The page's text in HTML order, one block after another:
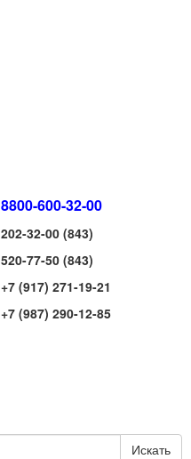
8800-600-32-00
202-32-00 (843)
520-77-50 (843)
+7 (917) 271-19-21
+7 (987) 290-12-85
Искать